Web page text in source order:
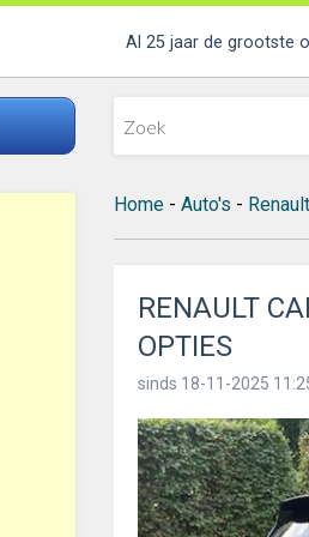
Al 25 jaar de grootste
Home- Auto's - Renault
RENAULT
OPTIES
sinds 18-11-2025